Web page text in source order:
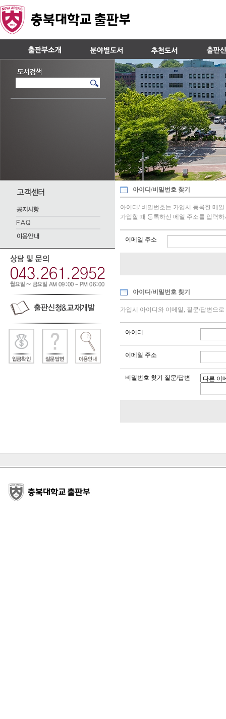
아이디/비밀번호 찾기
아이디/ 비밀번호는 가입시 등록한 메
가입할 때 등록하신 메일 주소를 입력
이메일 주소
아이디/비밀번호 찾기
가입시 아이디와 이메일, 질문/답변으
아이디
이메일 주소
비밀번호 찾기 질문/답변